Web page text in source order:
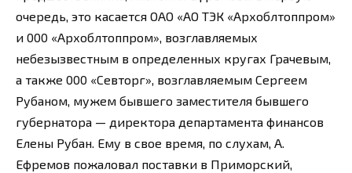
очередь, это касается ОАО «АО ТЭК «Архоблтоппром»
и 000 «Архоблтоппром», возглавляемых
небезызвестным в определенных кругах Грачевым,
а также 000 «Севторг», возглавляемым Сергеем
Рубаном, мужем бывшего заместителя бывшего
губернатора — директора департамента финансов
Елены Рубан. Ему в свое время, по слухам, А.
Ефремов пожаловал поставки в Приморский,